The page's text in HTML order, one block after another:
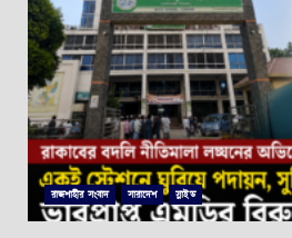
রাজশাহীর সংবাদ সারাদেশ স্লাইড